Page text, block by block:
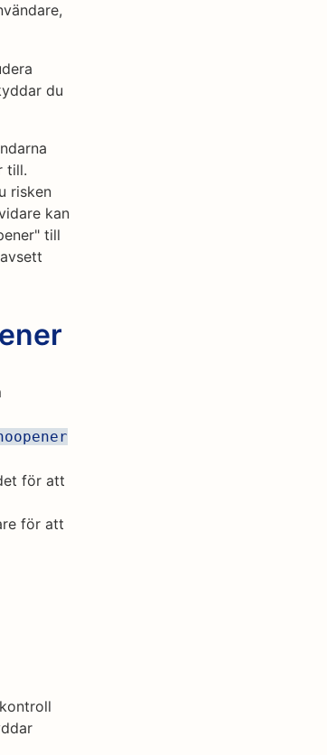
du
till.
risken
kan
till
för att
för att